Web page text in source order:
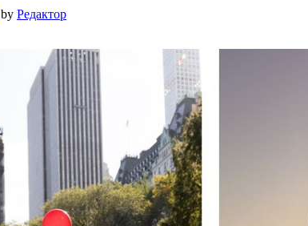
by Редактор